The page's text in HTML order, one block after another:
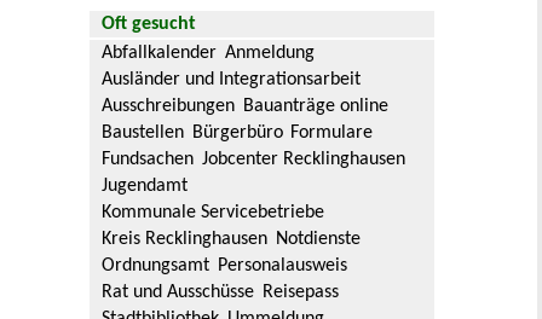
Oft gesucht
Abfallkalender Anmeldung
Ausländer und Integrationsarbeit
Ausschreibungen Bauanträge online
Baustellen Bürgerbüro Formulare
Fundsachen Jobcenter Recklinghausen
Jugendamt
Kommunale Servicebetriebe
Kreis Recklinghausen Notdienste
Ordnungsamt Personalausweis
Rat und Ausschüsse Reisepass